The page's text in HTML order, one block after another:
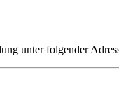
unter folgender